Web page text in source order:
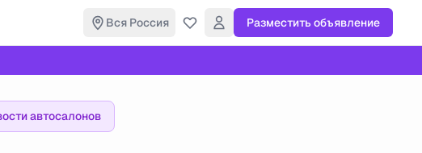
Вся Россия Разместить объявление
автосалонов